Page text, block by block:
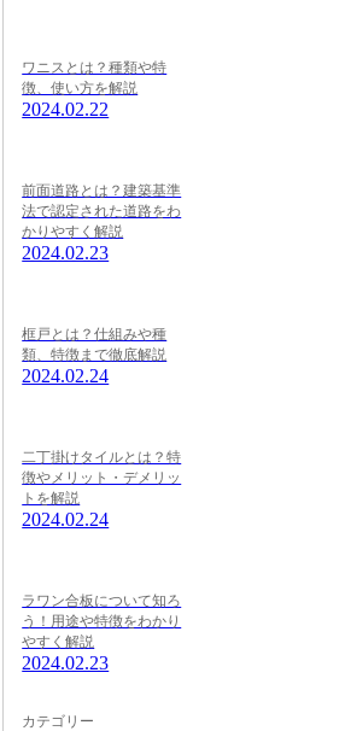
ワニスとは？種類や特
徴、使い方を解説
2024.02.22
前面道路とは？建築基準
法で認定された道路をわ
かりやすく解説
2024.02.23
框戸とは？仕組みや種
類、特徴まで徹底解説
2024.02.24
二丁掛けタイルとは？特
徴やメリット・デメリッ
トを解説
2024.02.24
ラワン合板について知ろ
う！用途や特徴をわかり
やすく解説
2024.02.23
カテゴリー